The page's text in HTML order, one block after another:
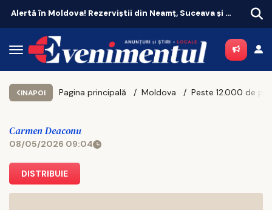
INAPOI Pagina principală Moldova
Carmen Deaconu
08/05/2026 09:04
DISTRIBUIE